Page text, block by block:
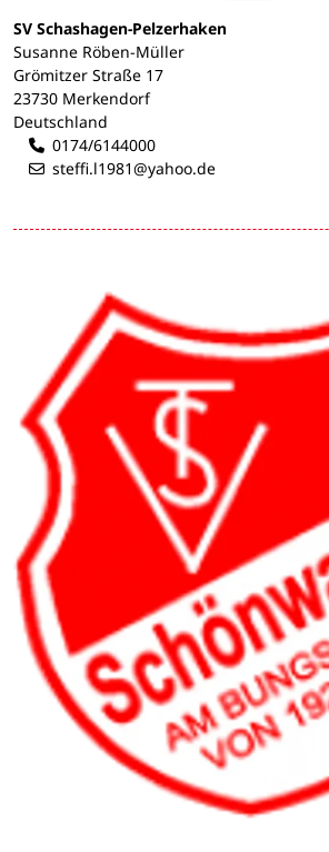
SV Schashagen-Pelzerhaken
Susanne Röben-Müller
Grömitzer Straße 17
23730 Merkendorf
Deutschland
0174/6144000
steffi.l1981@yahoo.de